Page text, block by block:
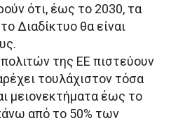
ότι, έως το 2030, τα
Διαδίκτυο θα είναι
της ΕΕ πιστεύουν
τουλάχιστον τόσα
μειονεκτήματα έως το
από το 50% των